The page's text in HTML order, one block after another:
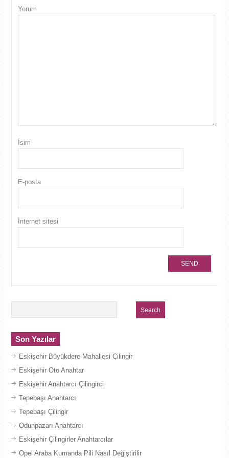
Yorum
İsim
E-posta
İnternet sitesi
Son Yazılar
Eskişehir Büyükdere Mahallesi Çilingir
Eskişehir Oto Anahtar
Eskişehir Anahtarcı Çilingirci
Tepebaşı Anahtarcı
Tepebaşı Çilingir
Odunpazarı Anahtarcı
Eskişehir Çilingirler Anahtarcılar
Opel Araba Kumanda Pili Nasıl Değiştirilir